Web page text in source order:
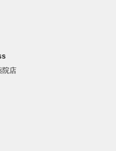
院店